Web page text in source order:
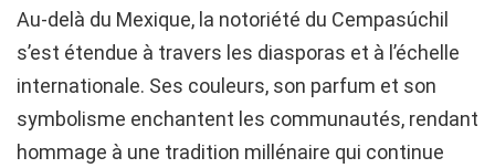
Au-delà du Mexique, la notoriété du Cempasúchil
s’est étendue à travers les diasporas et à l’échelle
internationale. Ses couleurs, son parfum et son
symbolisme enchantent les communautés, rendant
hommage à une tradition millénaire qui continue